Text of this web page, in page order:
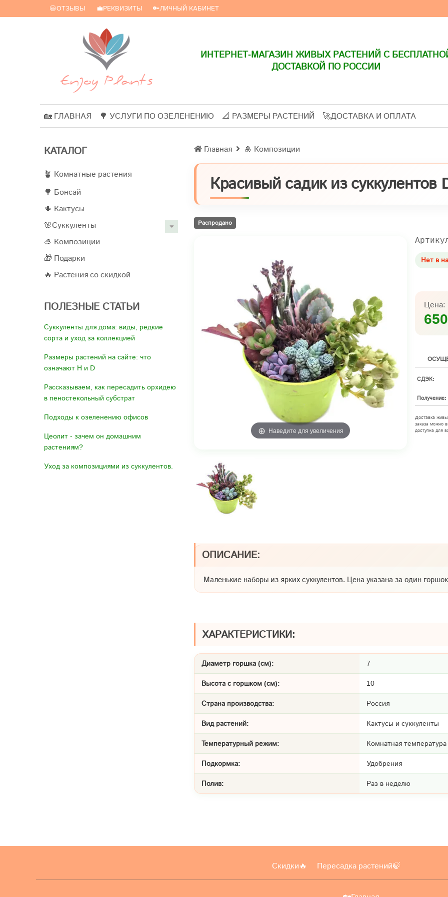
😃ОТЗЫВЫ 💼РЕКВИЗИТЫ 🔑ЛИЧНЫЙ КАБИНЕТ
ИНТЕРНЕТ-МАГАЗИН ЖИВЫХ РАСТЕНИЙ С
ДОСТАВКОЙ ПО РОССИИ
🏡 ГЛАВНАЯ 🌳 УСЛУГИ ПО ОЗЕЛЕНЕНИЮ 📐 РАЗМЕРЫ РАСТЕНИЙ 🚀ДОСТАВКА И ОПЛАТА
КАТАЛОГ
🪴 Комнатные растения
🌳 Бонсай
🌵 Кактусы
🌸Суккуленты
🎍 Композиции
🎁 Подарки
🔥 Растения со скидкой
ПОЛЕЗНЫЕ СТАТЬИ
Суккуленты для дома: виды, редкие
сорта и уход за коллекцией
Размеры растений на сайте: что
означают H и D
Рассказываем, как пересадить орхидею
в пеностекольный субстрат
Подходы к озеленению офисов
Цеолит - зачем он домашним
растениям?
Уход за композициями из суккулентов.
Главная 🎍 Композиции
Красивый садик из суккулентов
Распродано
Наведите для увеличения
Нет в
Цена:
СДЭК:
Получение:
Доставка
заказа можно
доступна для
ОПИСАНИЕ:
Маленькие наборы из ярких суккулентов. Цена указана за один
ХАРАКТЕРИСТИКИ:
Диаметр горшка (см): 7
Высота с горшком (см): 10
Страна производства: Россия
Вид растений: Кактусы и суккуленты
Температурный режим: Комнатная температура
Подкормка: Удобрения
Полив: Раз в неделю
Скидки🔥 Пересадка растений🍃